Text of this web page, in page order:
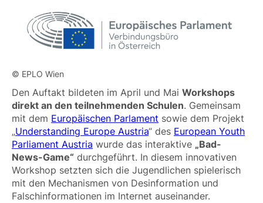
© EPLO Wien
Den Auftakt bildeten im April und Mai Workshops
direkt an den teilnehmenden Schulen. Gemeinsam
mit dem Europäischen Parlament sowie dem Projekt
„Understanding Europe Austria“ des European Youth
Parliament Austria wurde das interaktive „Bad-
News-Game“ durchgeführt. In diesem innovativen
Workshop setzten sich die Jugendlichen spielerisch
mit den Mechanismen von Desinformation und
Falschinformationen im Internet auseinander.